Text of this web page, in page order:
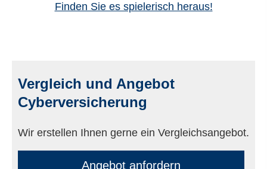
Finden Sie es spielerisch heraus!
Vergleich und Angebot
Cyberversicherung
Wir erstellen Ihnen gerne ein Vergleichsangebot.
An­ge­bot an­for­dern